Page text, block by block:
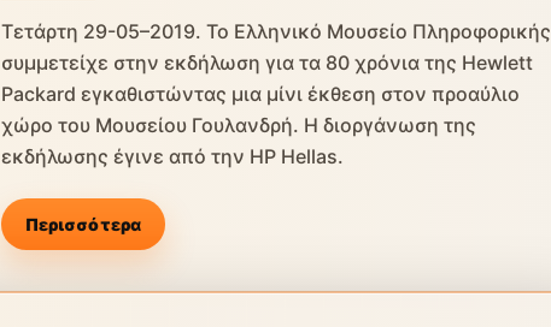
Τετάρτη 29-05–2019. Το Ελληνικό Μουσείο Πληροφορικής
συμμετείχε στην εκδήλωση για τα 80 χρόνια της Hewlett
Packard εγκαθιστώντας μια μίνι έκθεση στον προαύλιο
χώρο του Μουσείου Γουλανδρή. Η διοργάνωση της
εκδήλωσης έγινε από την HP Hellas.
Περισσότερα